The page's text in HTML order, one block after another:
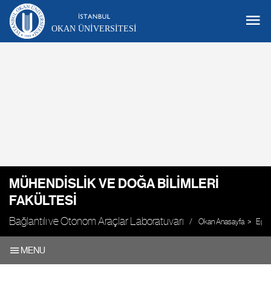
OKAN ÜNIVERSITESI
MÜHENDISLIK VE DOĞA BILIMLERI
FAKÜLTESI
Bağlantılı ve Otonom Araçlar Laboratuvarı Okan Anasayfa
MENU